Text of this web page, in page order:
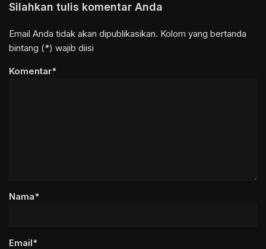
Silahkan tulis komentar Anda
Email Anda tidak akan dipublikasikan. Kolom yang bertanda
bintang (*) wajib diisi
Komentar*
Nama*
Email*